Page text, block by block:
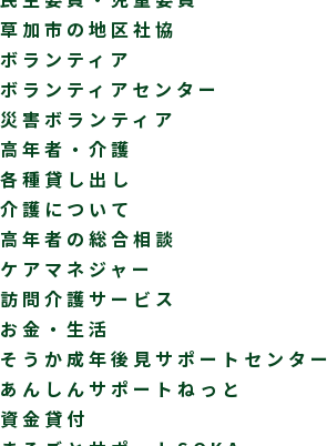
草加市の地区社協
ボランティア
ボランティアセンター
災害ボランティア
高年者・介護
各種貸し出し
介護について
高年者の総合相談
ケアマネジャー
訪問介護サービス
お金・生活
そうか成年後見サポートセンター
あんしんサポートねっと
資金貸付